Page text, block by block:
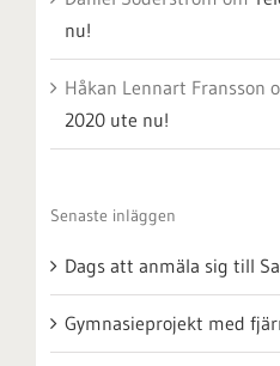
nu!
Håkan Lennart Fransson
2020 ute nu!
Senaste inläggen
Dags att anmäla sig till
Gymnasieprojekt med